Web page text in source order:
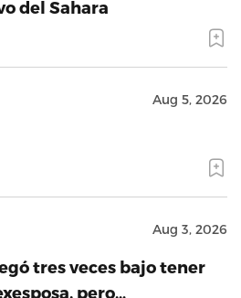
del Sahara
Aug 5, 2026
Aug 3, 2026
tres veces bajo tener
pero…